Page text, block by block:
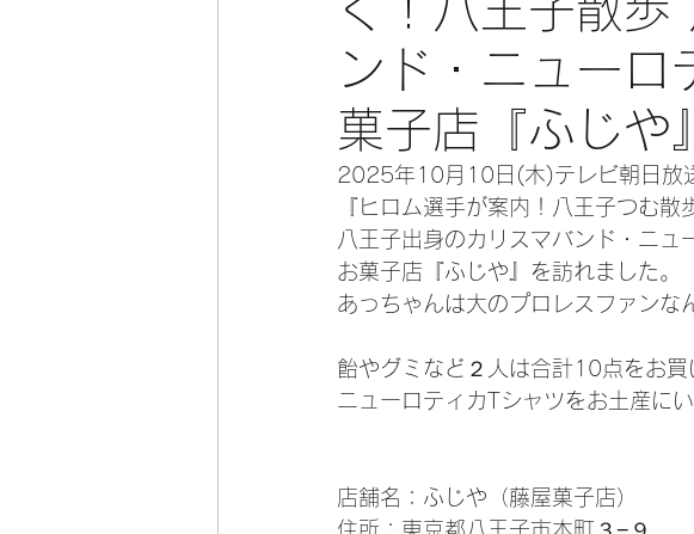
く！八王子散歩
ンド・ニューロ
菓子店『ふじや』
2025年10月10日(木)テレビ朝日放
『ヒロム選手が案内！八王子つむ散
八王子出身のカリスマバンド・ニュ
お菓子店『ふじや』を訪れました。
あっちゃんは大のプロレスファンな
飴やグミなど２人は合計10点をお
ニューロティカTシャツをお土産に
店舗名：ふじや（藤屋菓子店）
住所：東京都八王子市本町３−９